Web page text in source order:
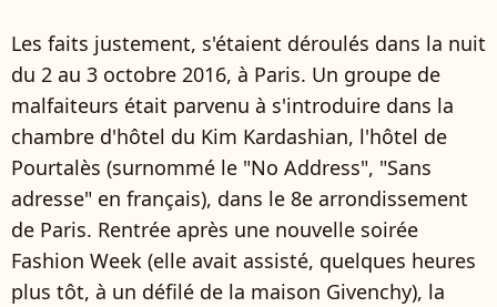
Les faits justement, s'étaient déroulés dans la nuit
du 2 au 3 octobre 2016, à Paris. Un groupe de
malfaiteurs était parvenu à s'introduire dans la
chambre d'hôtel du Kim Kardashian, l'hôtel de
Pourtalès (surnommé le "No Address", "Sans
adresse" en français), dans le 8e arrondissement
de Paris. Rentrée après une nouvelle soirée
Fashion Week (elle avait assisté, quelques heures
plus tôt, à un défilé de la maison Givenchy), la